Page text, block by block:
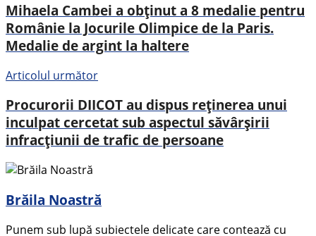
Mihaela Cambei a obținut a 8 medalie pentru
Românie la Jocurile Olimpice de la Paris.
Medalie de argint la haltere
Articolul următor
Procurorii DIICOT au dispus reținerea unui
inculpat cercetat sub aspectul săvârșirii
infracțiunii de trafic de persoane
Brăila Noastră
Punem sub lupă subiectele delicate care contează cu